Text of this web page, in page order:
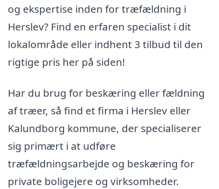
og ekspertise inden for træfældning i
Herslev? Find en erfaren specialist i dit
lokalområde eller indhent 3 tilbud til den
rigtige pris her på siden!
Har du brug for beskæring eller fældning
af træer, så find et firma i Herslev eller
Kalundborg kommune, der specialiserer
sig primært i at udføre
træfældningsarbejde og beskæring for
private boligejere og virksomheder.